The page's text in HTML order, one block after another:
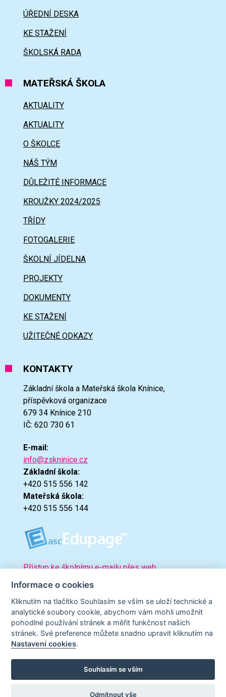
Informace o cookies
Kliknutím na tlačítko Souhlasím se vším se uloží technické a
analytické soubory cookie, abychom vám mohli umožnit
pohodlné používání stránek a měřit funkčnost našich
stránek. Své preference můžete snadno upravit kliknutím na
Nastavení cookies.
Souhlasím se vším
Odmítnout vše
ÚŘEDNÍ DESKA
KE STAŽENÍ
ŠKOLSKÁ RADA
MATEŘSKÁ ŠKOLA
AKTUALITY
AKTUALITY
O ŠKOLCE
NÁŠ TÝM
DŮLEŽITÉ INFORMACE
KROUŽKY 2024/2025
TŘÍDY
FOTOGALERIE
ŠKOLNÍ JÍDELNA
PROJEKTY
DOKUMENTY
KE STAŽENÍ
UŽITEČNÉ ODKAZY
KONTAKTY
Základní škola a Mateřská škola Knínice,
příspěvková organizace
679 34 Knínice 210
IČ: 620 730 61
E-mail:
info@zskninice.cz
Základní škola:
+420 515 556 142
Mateřská škola:
+420 515 556 144
Přístup ke školnímu e-mailu přes web.
© 2023 zskninice.cz |Prohlášení o přístupnosti|Podmínky
| Powered by:NetPublicator